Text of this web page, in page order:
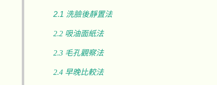
2.1 洗臉後靜置法
2.2 吸油面紙法
2.3 毛孔觀察法
2.4 早晚比較法